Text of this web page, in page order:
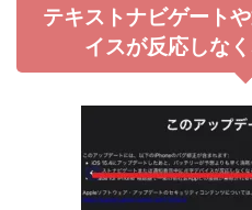
テキストナビゲート
イスが反応しな